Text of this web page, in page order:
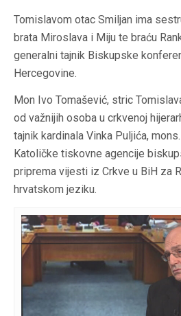
Tomislavom otac Smiljan ima
brata Miroslava i Miju te braću
generalni tajnik Biskupske
Hercegovine.
Mon Ivo Tomašević, stric
od važnijih osoba u crkvenoj
tajnik kardinala Vinka Puljića,
Katoličke tiskovne agencije
priprema vijesti iz Crkve u BiH za
hrvatskom jeziku.